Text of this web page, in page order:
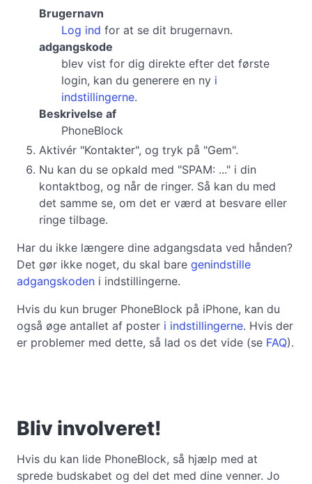
Brugernavn
Log ind for at se dit brugernavn.
adgangskode
blev vist for dig direkte efter det første
login, kan du generere en ny i
indstillingerne.
Beskrivelse af
PhoneBlock
Aktivér "Kontakter", og tryk på "Gem".
Nu kan du se opkald med "SPAM: ..." i din
kontaktbog, og når de ringer. Så kan du med
det samme se, om det er værd at besvare eller
ringe tilbage.
Har du ikke længere dine adgangsdata ved hånden?
Det gør ikke noget, du skal bare genindstille
adgangskoden i indstillingerne.
Hvis du kun bruger PhoneBlock på iPhone, kan du
også øge antallet af poster i indstillingerne. Hvis der
er problemer med dette, så lad os det vide (se FAQ).
Bliv involveret!
Hvis du kan lide PhoneBlock, så hjælp med at
sprede budskabet og del det med dine venner. Jo